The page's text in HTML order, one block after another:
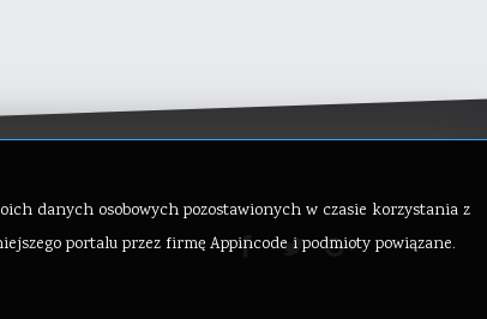
danych osobowych pozostawionych w czasie korzystania z
portalu przez firmę Appincode i podmioty powiązane.